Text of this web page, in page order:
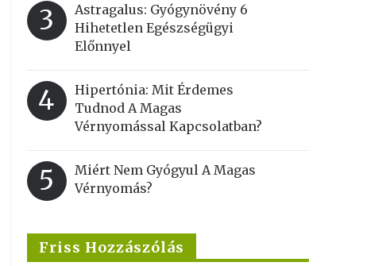
3
Astragalus: Gyógynövény 6
Hihetetlen Egészségügyi
Előnnyel
4
Hipertónia: Mit Érdemes
Tudnod A Magas
Vérnyomással Kapcsolatban?
5
Miért Nem Gyógyul A Magas
Vérnyomás?
Friss Hozzászólás